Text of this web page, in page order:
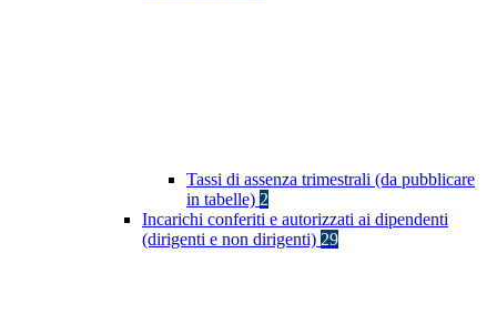
Tassi di assenza trimestrali (da pubblicare
in tabelle) 2
Incarichi conferiti e autorizzati ai dipendenti
(dirigenti e non dirigenti) 29